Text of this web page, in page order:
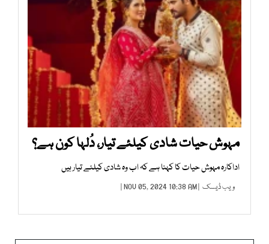
مہوش حیات شادی کیلئے تیار، دُلہا کون ہے؟
اداکارہ مہوش حیات کا کہنا ہے کہ اب وہ شادی کیلئے تیار ہیں
ویب ڈیسک | NOV 05, 2024 10:38 AM |